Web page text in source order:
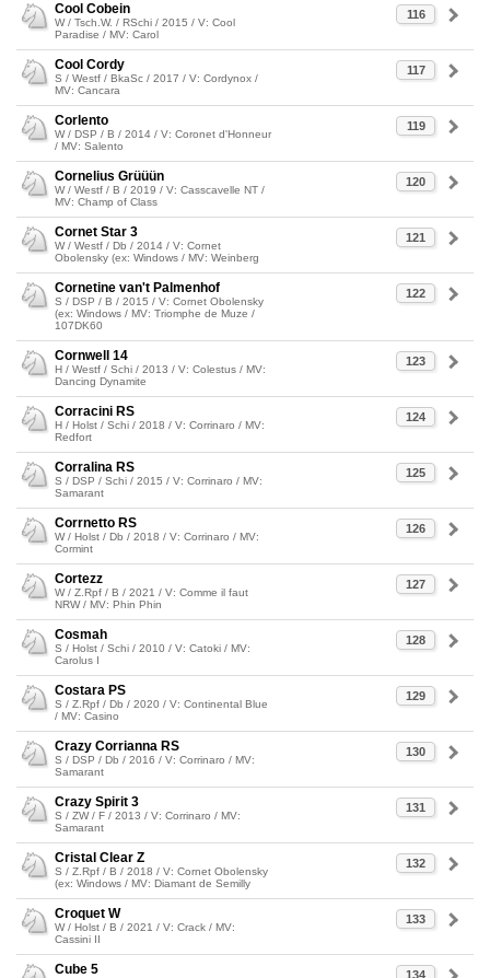
116
Cool Cobein
W / Tsch.W. / RSchi / 2015 / V: Cool
Paradise / MV: Carol
117
Cool Cordy
S / Westf / BkaSc / 2017 / V: Cordynox /
MV: Cancara
119
Corlento
W / DSP / B / 2014 / V: Coronet d'Honneur
/ MV: Salento
120
Cornelius Grüüün
W / Westf / B / 2019 / V: Casscavelle NT /
MV: Champ of Class
121
Cornet Star 3
W / Westf / Db / 2014 / V: Cornet
Obolensky (ex: Windows / MV: Weinberg
122
Cornetine van't Palmenhof
S / DSP / B / 2015 / V: Cornet Obolensky
(ex: Windows / MV: Triomphe de Muze /
107DK60
123
Cornwell 14
H / Westf / Schi / 2013 / V: Colestus / MV:
Dancing Dynamite
124
Corracini RS
H / Holst / Schi / 2018 / V: Corrinaro / MV:
Redfort
125
Corralina RS
S / DSP / Schi / 2015 / V: Corrinaro / MV:
Samarant
126
Corrnetto RS
W / Holst / Db / 2018 / V: Corrinaro / MV:
Cormint
127
Cortezz
W / Z.Rpf / B / 2021 / V: Comme il faut
NRW / MV: Phin Phin
128
Cosmah
S / Holst / Schi / 2010 / V: Catoki / MV:
Carolus I
129
Costara PS
S / Z.Rpf / Db / 2020 / V: Continental Blue
/ MV: Casino
130
Crazy Corrianna RS
S / DSP / Db / 2016 / V: Corrinaro / MV:
Samarant
131
Crazy Spirit 3
S / ZW / F / 2013 / V: Corrinaro / MV:
Samarant
132
Cristal Clear Z
S / Z.Rpf / B / 2018 / V: Cornet Obolensky
(ex: Windows / MV: Diamant de Semilly
133
Croquet W
W / Holst / B / 2021 / V: Crack / MV:
Cassini II
134
Cube 5